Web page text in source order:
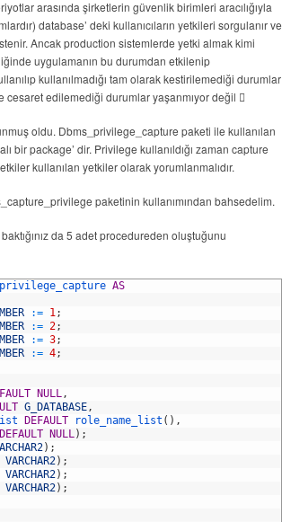
arasında şirketlerin güvenlik birimleri aracılığıyla
database’ deki kullanıcıların yetkileri sorgulanır ve
Ancak production sistemlerde yetki almak kimi
uygulamanın bu durumdan etkilenip
kullanılmadığı tam olarak kestirilemediği durumlar
edilemediği durumlar yaşanmıyor değil 
oldu. Dbms_privilege_capture paketi ile kullanılan
bir package’ dir. Privilege kullanıldığı zaman capture
kullanılan yetkiler olarak yorumlanmalıdır.
paketinin kullanımından bahsedelim.
da 5 adet procedureden oluştuğunu
AS
:= 1 ;
:= 2;
:= 3;
:= 4;
NULL ,
G_DATABASE ,
DEFAULT role_name_list ( ) ,
DEFAULT NULL ) ;
) ;
VARCHAR2) ;
VARCHAR2) ;
VARCHAR2) ;